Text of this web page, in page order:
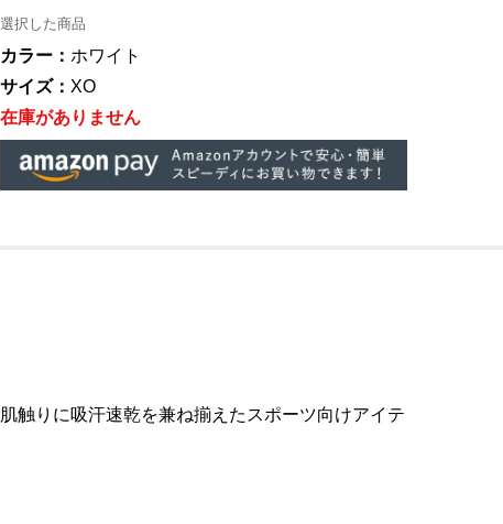
選択した商品
カラー： ホワイト
サイズ： XO
在庫がありません
触りに吸汗速乾を兼ね揃えたスポーツ向けアイテ